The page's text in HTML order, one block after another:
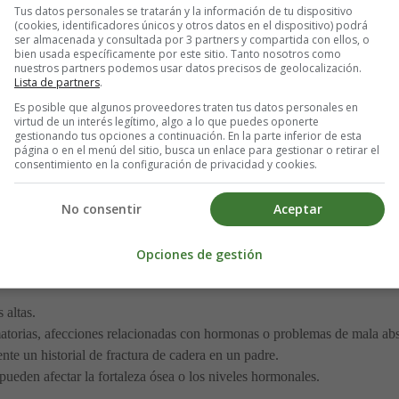
algunas personas mayores desarrollan la postura encorvada
el soporte del peso del cuerpo.
envejecimiento, pero algunas personas pierden la densidad ósea
años después de la menopausia (cuando los períodos
que los hombres, especialmente si la menopausia comienza
de desarrollar osteoporosis, incluyendo:
altas.
afecciones relacionadas con hormonas o problemas de mala
un historial de fractura de cadera en un padre.
afectar la fortaleza ósea o los niveles hormonales.
Tus datos personales se tratarán y la información de tu dispositivo
(cookies, identificadores únicos y otros datos en el dispositivo) podrá
ser almacenada y consultada por 3 partners y compartida con ellos, o
bien usada específicamente por este sitio. Tanto nosotros como
nuestros partners podemos usar datos precisos de geolocalización.
Lista de partners.
Es posible que algunos proveedores traten tus datos personales en
virtud de un interés legítimo, algo a lo que puedes oponerte
gestionando tus opciones a continuación. En la parte inferior de esta
página o en el menú del sitio, busca un enlace para gestionar o retirar el
consentimiento en la configuración de privacidad y cookies.
Aceptar
No consentir
Opciones de gestión